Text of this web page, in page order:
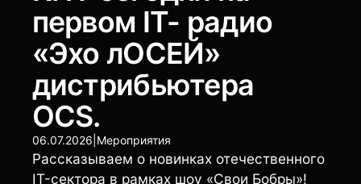
первом IT- радио
«Эхо лОСЕЙ»
дистрибьютера
OCS.
06.07.2026 Мероприятия
Рассказываем о новинках отечественного
IT-сектора в рамках шоу «Свои Бобры»!